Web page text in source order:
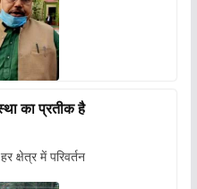
का प्रतीक है
क्षेत्र में परिवर्तन